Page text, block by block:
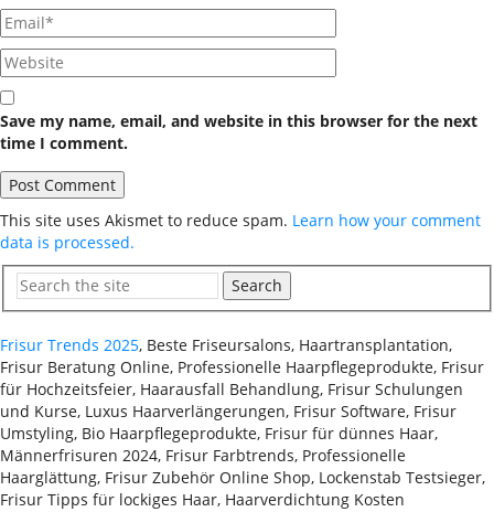
Save my name, email, and website in this browser for the next
time I comment.
This site uses Akismet to reduce spam. Learn how your comment
data is processed.
Search
Frisur Trends 2025, Beste Friseursalons, Haartransplantation,
Frisur Beratung Online, Professionelle Haarpflegeprodukte, Frisur
für Hochzeitsfeier, Haarausfall Behandlung, Frisur Schulungen
und Kurse, Luxus Haarverlängerungen, Frisur Software, Frisur
Umstyling, Bio Haarpflegeprodukte, Frisur für dünnes Haar,
Männerfrisuren 2024, Frisur Farbtrends, Professionelle
Haarglättung, Frisur Zubehör Online Shop, Lockenstab Testsieger,
Frisur Tipps für lockiges Haar, Haarverdichtung Kosten